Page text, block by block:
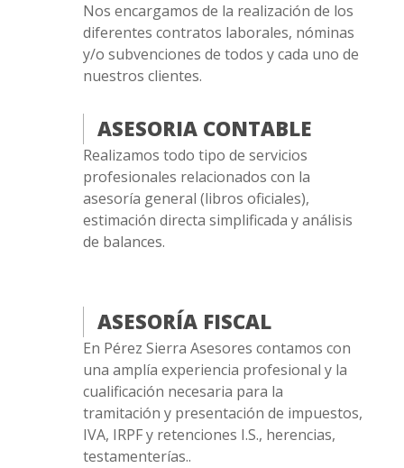
Nos encargamos de la realización de los
diferentes contratos laborales, nóminas
y/o subvenciones de todos y cada uno de
nuestros clientes.
ASESORIA CONTABLE
Realizamos todo tipo de servicios
profesionales relacionados con la
asesoría general (libros oficiales),
estimación directa simplificada y análisis
de balances.
ASESORÍA FISCAL
En Pérez Sierra Asesores contamos con
una amplía experiencia profesional y la
cualificación necesaria para la
tramitación y presentación de impuestos,
IVA, IRPF y retenciones I.S., herencias,
testamenterías..